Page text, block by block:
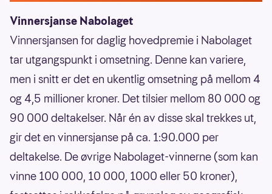
Vinnersjanse Nabolaget
Vinnersjansen for daglig hovedpremie i Nabolaget
tar utgangspunkt i omsetning. Denne kan variere,
men i snitt er det en ukentlig omsetning på mellom 4
og 4,5 millioner kroner. Det tilsier mellom 80 000 og
90 000 deltakelser. Når én av disse skal trekkes ut,
gir det en vinnersjanse på ca. 1:90.000 per
deltakelse. De øvrige Nabolaget-vinnerne (som kan
vinne 100 000, 10 000, 1000 eller 50 kroner),